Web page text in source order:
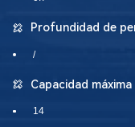
Profundidad de
/
Capacidad
14